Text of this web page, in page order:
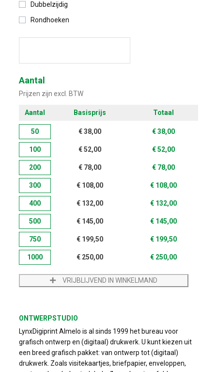
Dubbelzijdig
Rondhoeken
Aantal
Prijzen zijn excl. BTW
Aantal Basisprijs Totaal
50 € 38,00 € 38,00
100 € 52,00 € 52,00
200 € 78,00 € 78,00
300 € 108,00 € 108,00
400 € 132,00 € 132,00
500 € 145,00 € 145,00
750 € 199,50 € 199,50
1000 € 250,00 € 250,00
VRIJBLIJVEND IN WINKELMAND
ONTWERPSTUDIO
LynxDigiprint Almelo is al sinds 1999 het bureau voor
grafisch ontwerp en (digitaal) drukwerk. U kunt kiezen uit
een breed grafisch pakket: van ontwerp tot (digitaal)
drukwerk. Zoals visitekaartjes, briefpapier, enveloppen,